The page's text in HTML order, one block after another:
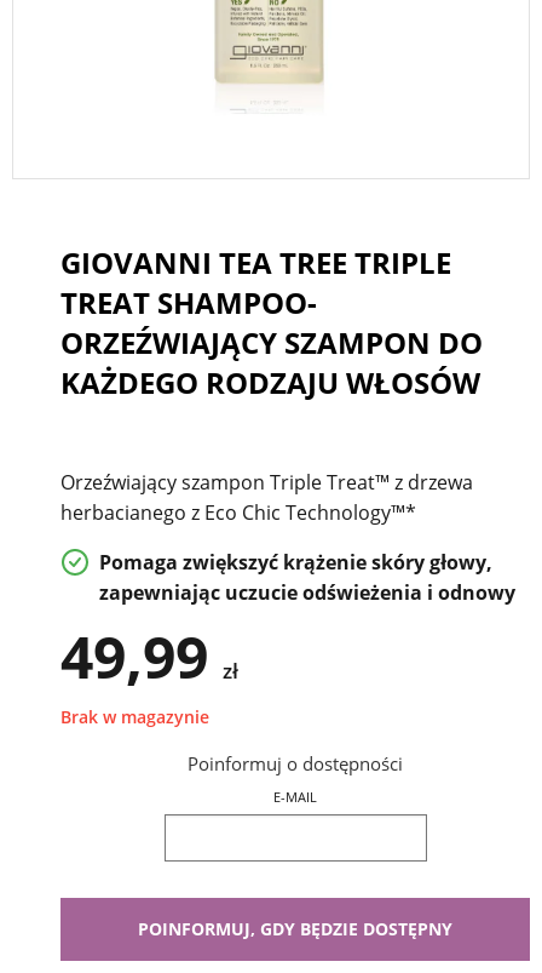
GIOVANNI TEA TREE TRIPLE
TREAT SHAMPOO-
ORZEŹWIAJĄCY SZAMPON DO
KAŻDEGO RODZAJU WŁOSÓW
Orzeźwiający szampon Triple Treat™ z drzewa
herbacianego z Eco Chic Technology™*
Pomaga zwiększyć krążenie skóry głowy,
zapewniając uczucie odświeżenia i odnowy
49,99 zł
Brak w magazynie
Poinformuj o dostępności
E-MAIL